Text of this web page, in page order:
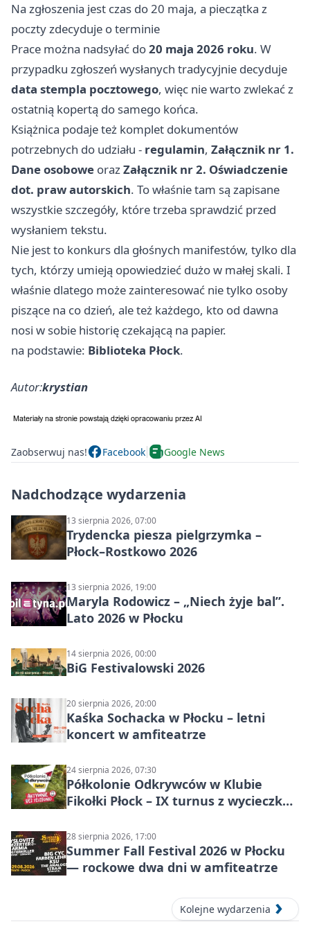
Na zgłoszenia jest czas do 20 maja, a pieczątka z
poczty zdecyduje o terminie
Prace można nadsyłać do20 maja 2026 roku. W
przypadku zgłoszeń wysłanych tradycyjnie decyduje
data stempla pocztowego, więc nie warto zwlekać z
ostatnią kopertą do samego końca.
Książnica podaje też komplet dokumentów
potrzebnych do udziału - regulamin, Załącznik nr 1.
Dane osobowe orazZałącznik nr 2. Oświadczenie
dot. praw autorskich. To właśnie tam są zapisane
wszystkie szczegóły, które trzeba sprawdzić przed
wysłaniem tekstu.
Nie jest to konkurs dla głośnych manifestów, tylko dla
tych, którzy umieją opowiedzieć dużo w małej skali. I
właśnie dlatego może zainteresować nie tylko osoby
piszące na co dzień, ale też każdego, kto od dawna
nosi w sobie historię czekającą na papier.
na podstawie: Biblioteka Płock.
Autor:krystian
Zaobserwuj nas! Facebook Google News
Nadchodzące wydarzenia
13 sierpnia 2026, 07:00
Trydencka piesza pielgrzymka –
Płock–Rostkowo 2026
13 sierpnia 2026, 19:00
Maryla Rodowicz – „Niech żyje bal”.
Lato 2026 w Płocku
14 sierpnia 2026, 00:00
BiG Festivalowski 2026
20 sierpnia 2026, 20:00
Kaśka Sochacka w Płocku – letni
koncert w amfiteatrze
24 sierpnia 2026, 07:30
Półkolonie Odkrywców w Klubie
Fikołki Płock – IX turnus z wycieczką
28 sierpnia 2026, 17:00
Summer Fall Festival 2026 w Płocku
— rockowe dwa dni w amfiteatrze
Kolejne wydarzenia